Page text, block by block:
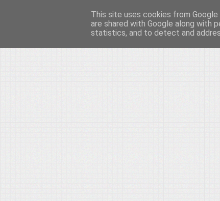
Το μεγαλείο των
Είμαστε πάντα εδώ για να
This site uses cookies from
are shared with Google along with
statistics, and to detect and